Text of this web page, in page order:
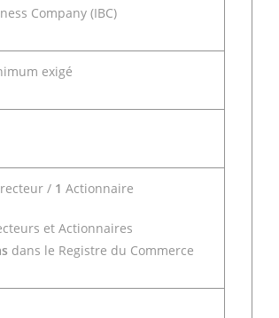
Company (IBC)
exigé
/ 1 Actionnaire
et Actionnaires
dans le Registre du Commerce